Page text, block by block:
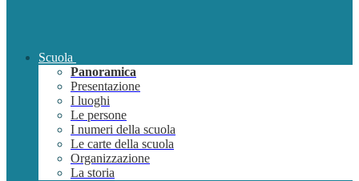
Scuola
Panoramica
Presentazione
I luoghi
Le persone
I numeri della scuola
Le carte della scuola
Organizzazione
La storia